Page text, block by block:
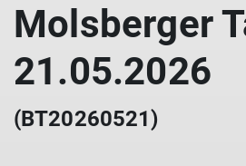
Molsberger
21.05.2026
(BT20260521)